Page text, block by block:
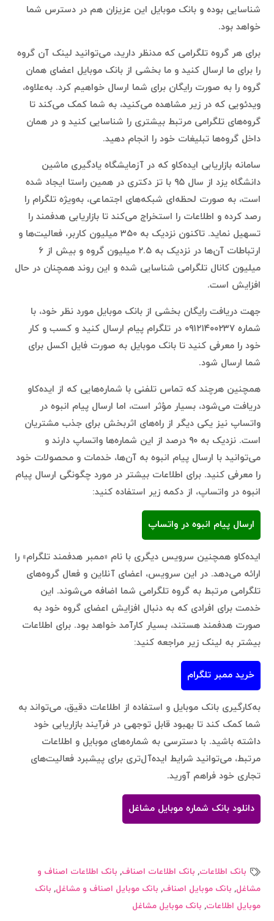
شناسایی بوده و بانک موبایل این عزیزان هم در دسترس شما
خواهد بود.
برای هر گروه تلگرامی که مدنظر دارید، می‌توانید لینک آن گروه
را برای ما ارسال کنید و ما بخشی از بانک موبایل اعضای همان
گروه را به صورت رایگان برای شما ارسال خواهیم کرد. به‌علاوه،
ویدئویی که در زیر مشاهده می‌کنید، به شما کمک می‌کند تا
گروه‌های تلگرامی مرتبط بیشتری را شناسایی کنید و در همان
داخل گروه‌ها تبلیغات خود را انجام دهید.
سامانه بازاریابی ایده‌کاو که در آزمایشگاه یادگیری ماشین
دانشگاه یزد از سال ۹۵ با تز دکتری در همین راستا ایجاد شده
است، به صورت لحظه‌ای شبکه‌های اجتماعی، به‌ویژه تلگرام را
رصد کرده و اطلاعات را استخراج می‌کند تا بازاریابی هدفمند را
تسهیل نماید. تاکنون نزدیک به ۳۵۰ میلیون کاربر، فعالیت‌ها و
ارتباطات آن‌ها در نزدیک به ۲.۵ میلیون گروه و بیش از ۶
میلیون کانال تلگرامی شناسایی شده و این روند همچنان در حال
افزایش است.
جهت دریافت رایگان بخشی از بانک موبایل مورد نظر خود، با
شماره ۰۹۱۲۱۴۰۰۲۳۷ در تلگرام پیام ارسال کنید و کسب و کار
خود را معرفی کنید تا بانک موبایل به صورت فایل اکسل برای
شما ارسال شود.
همچنین هرچند که تماس تلفنی با شماره‌هایی که از ایده‌کاو
دریافت می‌شود، بسیار مؤثر است، اما ارسال پیام انبوه در
واتساپ نیز یکی دیگر از راه‌های اثربخش برای جذب مشتریان
است. نزدیک به ۹۰ درصد از این شماره‌ها واتساپ دارند و
می‌توانید با ارسال پیام انبوه به آن‌ها، خدمات و محصولات خود
را معرفی کنید. برای اطلاعات بیشتر در مورد چگونگی ارسال پیام
انبوه در واتساپ، از دکمه زیر استفاده کنید:
ارسال پیام انبوه در واتساپ
ایده‌کاو همچنین سرویس دیگری با نام «ممبر هدفمند تلگرام» را
ارائه می‌دهد. در این سرویس، اعضای آنلاین و فعال گروه‌های
تلگرامی مرتبط به گروه تلگرامی شما اضافه می‌شوند. این
خدمت برای افرادی که به دنبال افزایش اعضای گروه خود به
صورت هدفمند هستند، بسیار کارآمد خواهد بود. برای اطلاعات
بیشتر به لینک زیر مراجعه کنید:
خرید ممبر تلگرام
به‌کارگیری بانک موبایل و استفاده از اطلاعات دقیق، می‌تواند به
شما کمک کند تا بهبود قابل توجهی در فرآیند بازاریابی خود
داشته باشید. با دسترسی به شماره‌های موبایل و اطلاعات
مرتبط، می‌توانید شرایط ایده‌آل‌تری برای پیشبرد فعالیت‌های
تجاری خود فراهم آورید.
دانلود بانک شماره موبایل مشاغل
بانک اطلاعات, بانک اطلاعات اصناف, بانک اطلاعات اصناف و
مشاغل, بانک موبایل اصناف, بانک موبایل اصناف و مشاغل, بانک
موبایل اطلاعات, بانک موبایل مشاغل